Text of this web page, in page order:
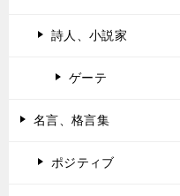
詩人、小説家
ゲーテ
名言、格言集
ポジティブ